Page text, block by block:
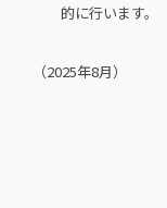
的に行います。
（2025年8月）